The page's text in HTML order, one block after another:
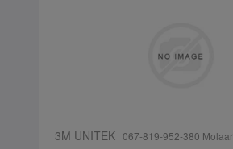
3M UNITEK| 067-819-952-380